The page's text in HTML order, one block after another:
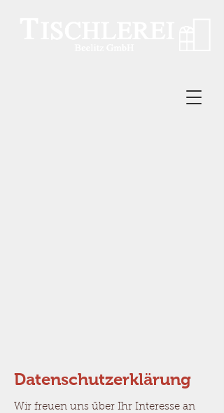
Datenschutzerklärung
Wir freuen uns über Ihr Interesse an